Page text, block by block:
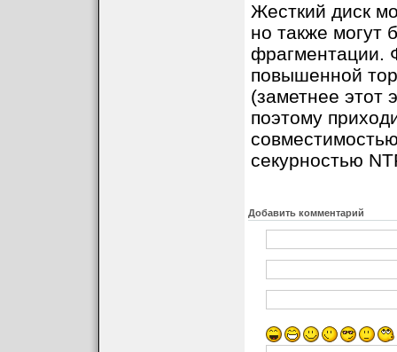
Жесткий диск
но также могут
фрагментации.
повышенной
(заметнее этот
поэтому
секурностью
Добавить комментарий